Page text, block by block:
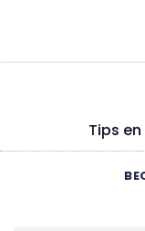
Tips